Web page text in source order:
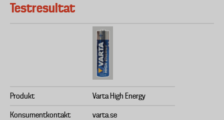
Testresultat
Produkt Varta High Energy
Konsumentkontakt varta.se